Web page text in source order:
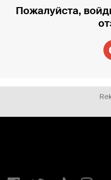
Пожалуйста,